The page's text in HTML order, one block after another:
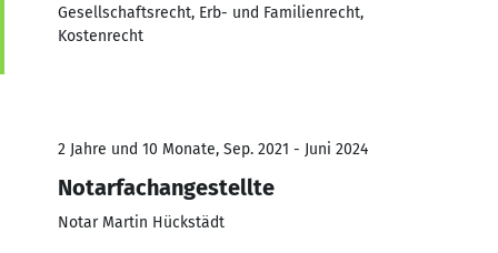
Gesellschaftsrecht, Erb- und Familienrecht,
Kostenrecht
2 Jahre und 10 Monate, Sep. 2021 - Juni 2024
Notarfachangestellte
Notar Martin Hückstädt